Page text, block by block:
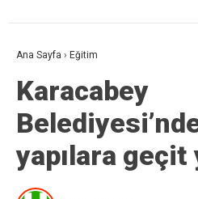
Ana Sayfa › Eğitim
Karacabey
yapılara geçit